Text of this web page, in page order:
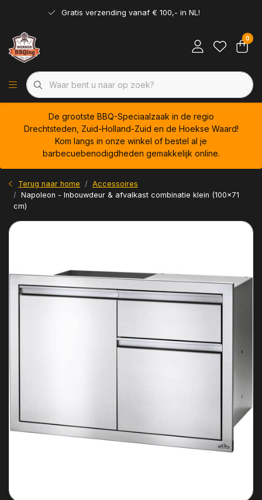
Gratis verzending vanaf € 100,- in NL!
0
De grootste BBQ-Speciaalzaak in de regio
Drechtsteden, Zuid-Holland-Zuid en de Hoekse Waard!
Kom langs in onze winkel of bestel al je
barbecuebenodigdheden gemakkelijk online.
Terug naar home
Accessoires
Napoleon - Inbouwdeur & afvalkast combinatie klein (100x71
cm)